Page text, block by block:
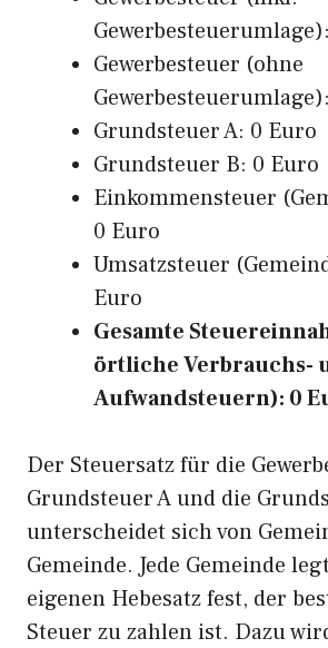
Gewerbesteuer (ohne
Grundsteuer A: 0 Euro
Grundsteuer B: 0 Euro
Einkommensteuer
0 Euro
Umsatzsteuer
Euro
Gesamte
örtliche Verbrauchs-
Aufwandsteuern): 0
Der Steuersatz für die
Grundsteuer A und die
unterscheidet sich von
Gemeinde. Jede Gemeinde
eigenen Hebesatz fest, der
Steuer zu zahlen ist. Dazu